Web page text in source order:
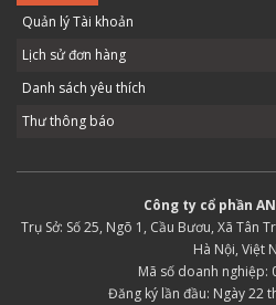
Quản lý Tài khoản
Lịch sử đơn hàng
Danh sách yêu thích
Thư thông báo
Công ty cổ phần
Trụ Sở: Số 25, Ngõ 1, Cầu Bươu, Xã Tân
Hà Nội, Việt
Mã số doanh nghiệp:
Đăng ký lần đầu: Ngày 22